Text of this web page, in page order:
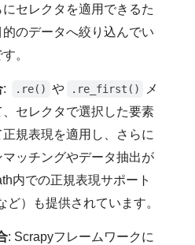
セレクタを適用できるた
のデータへ絞り込んでい
。
: .re() や .re_first()
メ
、セレクタで選択した要素
規表現を適用し、さらに
ッチングやデータ抽出が
内での正規表現サポート
ど）も提供されています。
: Scrapyフレームワークに